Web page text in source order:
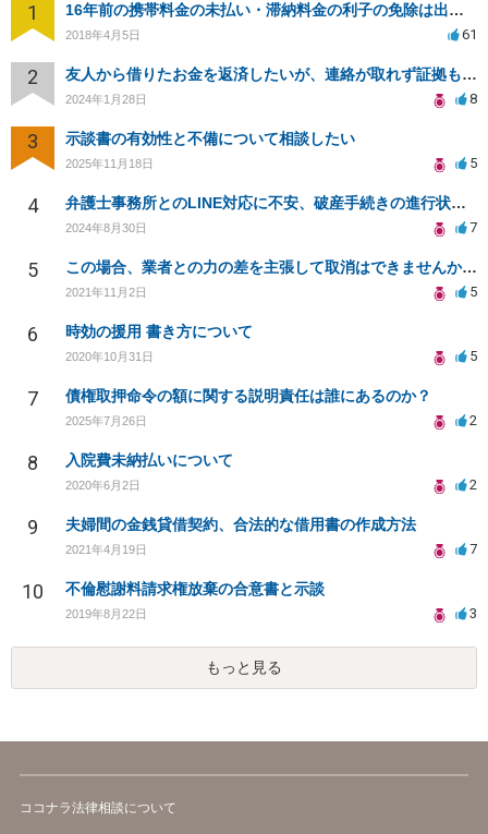
1 16年前の携帯料金の未払い・滞納料金の利子の免除は出来ますか？
2018年4月5日 61
2 友人から借りたお金を返済したいが、連絡が取れず証拠もない場合、どのように対処すればよいか？
2024年1月28日 8
3 示談書の有効性と不備について相談したい
2025年11月18日 5
4 弁護士事務所とのLINE対応に不安、破産手続きの進行状況は？
2024年8月30日 7
5 この場合、業者との力の差を主張して取消はできませんか？そうなら、強迫でしか戦えないのでしょうか？
2021年11月2日 5
6 時効の援用 書き方について
2020年10月31日 5
7 債権取押命令の額に関する説明責任は誰にあるのか？
2025年7月26日 2
8 入院費未納払いについて
2020年6月2日 2
9 夫婦間の金銭貸借契約、合法的な借用書の作成方法
2021年4月19日 7
10 不倫慰謝料請求権放棄の合意書と示談
2019年8月22日 3
もっと見る
ココナラ法律相談について